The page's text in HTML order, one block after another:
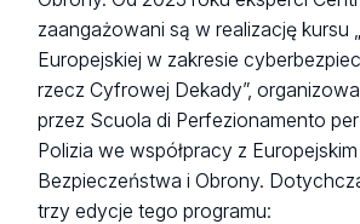
zaangażowani są w realizację kursu
Europejskiej w zakresie
rzecz Cyfrowej Dekady”,
przez Scuola di Perfezionamento
Polizia we współpracy z
Bezpieczeństwa i Obrony.
trzy edycje tego programu: